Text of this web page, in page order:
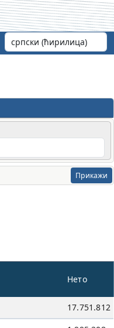
Прикажи
Нето
17.751.812